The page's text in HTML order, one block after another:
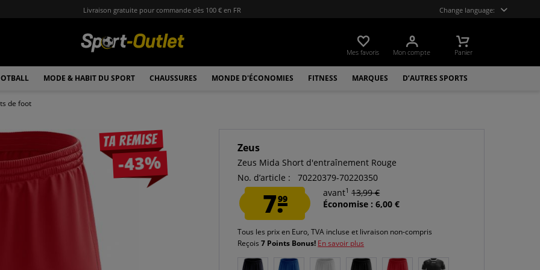
Livraison gratuite pour commande dès 100 € en FR Change language:
Mes favoris Mon compte Panier
MODE & HABIT DU SPORT CHAUSSURES MONDE D'ÉCONOMIES FITNESS MARQUES D’AUTRES SPORTS
de foot
Ta remise
-43%
Zeus
Zeus Mida Short d'entraînement Rouge
No. d’article :
70220379-70220350
7.99
avant1 13,99 €
Économise : 6,00 €
Tous les prix en Euro, TVA incluse et livraison non-compris
Reçois7 Points Bonus! En savoir plus